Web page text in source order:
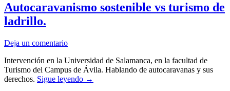
Autocaravanismo sostenible vs turismo de
ladrillo.
Deja un comentario
Intervención en la Universidad de Salamanca, en la facultad de
Turismo del Campus de Ávila. Hablando de autocaravanas y sus
derechos. Sigue leyendo →